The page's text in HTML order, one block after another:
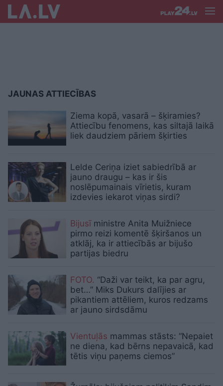
JAUNAS ATTIECĪBAS
Ziema kopā, vasarā – šķiramies?
Attiecību fenomens, kas siltajā laikā
liek daudziem pāriem šķirties
Lelde Ceriņa iziet sabiedrībā ar
jauno draugu – kas ir šis
noslēpumainais vīrietis, kuram
izdevies iekarot viņas sirdi?
Bijusīministre Anita Muižniece
pirmo reizi komentē šķiršanos un
atklāj, ka ir attiecībās ar bijušo
partijas biedru
FOTO. “Daži var teikt, ka par agru,
bet…” Miks Dukurs dalījies ar
pikantiem attēliem, kuros redzams
ar jauno sirdsdāmu
Vientuļās mammas stāsts: “Nepaiet
ne diena, kad bērns nepavaicā, kad
tētis viņu paņems ciemos”